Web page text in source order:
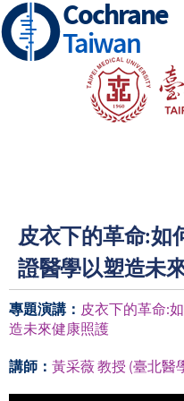
Skip
to
main
Cochrane
Taiwan
皮衣下的革命:如
證醫學以塑造未
專題演講： 皮衣下的革命:
造未來健康照護
講師： 黃采薇 教授 (臺北醫